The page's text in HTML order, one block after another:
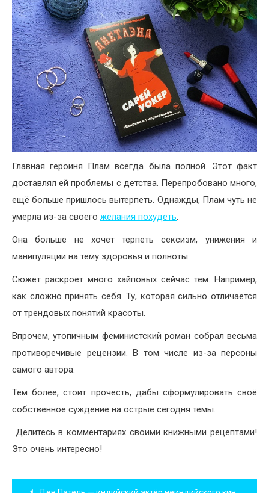
Главная героиня Плам всегда была полной. Этот факт
доставлял ей проблемы с детства. Перепробовано много,
ещё больше пришлось вытерпеть. Однажды, Плам чуть не
умерла из-за своего желания похудеть.
Она больше не хочет терпеть сексизм, унижения и
манипуляции на тему здоровья и полноты.
Сюжет раскроет много хайповых сейчас тем. Например,
как сложно принять себя. Ту, которая сильно отличается
от трендовых понятий красоты.
Впрочем, утопичным феминистский роман собрал весьма
противоречивые рецензии. В том числе из-за персоны
самого автора.
Тем более, стоит прочесть, дабы сформулировать своё
собственное суждение на острые сегодня темы.
Делитесь в комментариях своими книжными рецептами!
Это очень интересно!
Навигация